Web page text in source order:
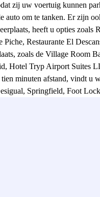
zij uw voertuig kunnen
om te tanken. Er zijn
heeft u opties zoals
Restaurante El
zoals de Village Room
Hotel Tryp Airport Suites
minuten afstand, vindt u
Springfield, Foot
Park Plenilunio,